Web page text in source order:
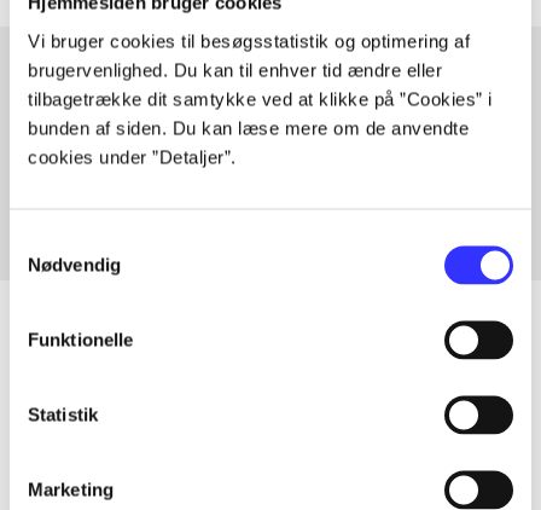
Vi bruger cookies til besøgsstatistik og optimering af
brugervenlighed. Du kan til enhver tid ændre eller
tilbagetrække dit samtykke ved at klikke på ”Cookies” i
bunden af siden. Du kan læse mere om de anvendte
cookies under ”Detaljer”.
Nødvendig
Funktionelle
Statistik
Marketing
Artikler med samme emner
Fra
...